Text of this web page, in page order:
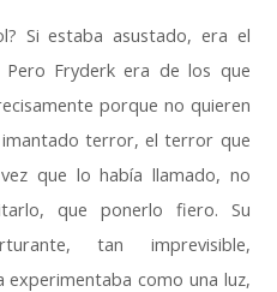
Si estaba asustado, era el
Fryderk era de los que
porque no quieren
terror, el terror que
que lo había llamado, no
que ponerlo fiero. Su
tan imprevisible,
como una luz,